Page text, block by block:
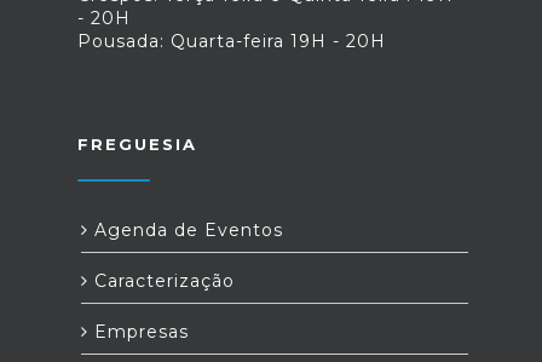
- 20H
Pousada: Quarta-feira 19H - 20H
FREGUESIA
Agenda de Eventos
Caracterização
Empresas